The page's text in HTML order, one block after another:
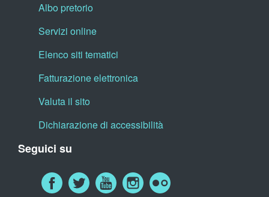
Albo pretorio
Servizi online
Elenco siti tematici
Fatturazione elettronica
Valuta il sito
Dichiarazione di accessibilità
Seguici su